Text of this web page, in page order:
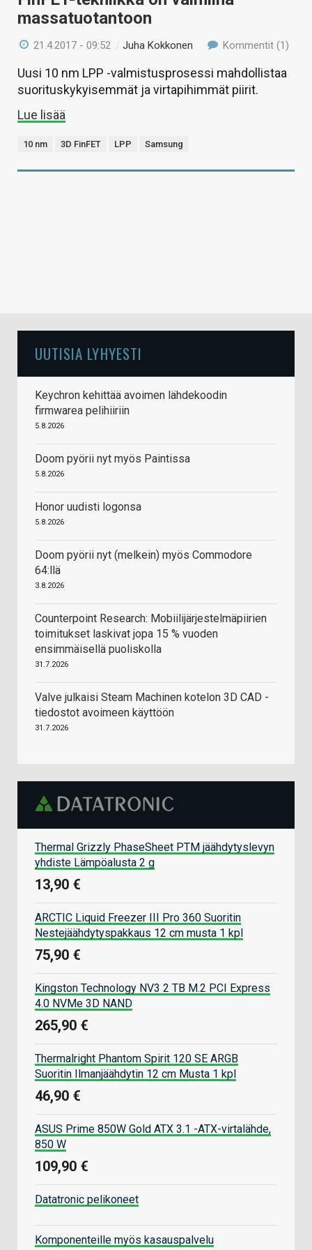
massatuotantoon
21.4.2017 - 09:52 /Juha Kokkonen Kommentit (1)
Uusi 10 nm LPP -valmistusprosessi mahdollistaa
suorituskykyisemmät ja virtapihimmät piirit.
Lue lisää
10 nm 3D FinFET LPP Samsung
UUTISIA LYHYESTI
Keychron kehittää avoimen lähdekoodin
firmwarea pelihiiriin
5.8.2026
Doom pyörii nyt myös Paintissa
5.8.2026
Honor uudisti logonsa
5.8.2026
Doom pyörii nyt (melkein) myös Commodore
64:llä
3.8.2026
Counterpoint Research: Mobiilijärjestelmäpiirien
toimitukset laskivat jopa 15 % vuoden
ensimmäisellä puoliskolla
31.7.2026
Valve julkaisi Steam Machinen kotelon 3D CAD -
tiedostot avoimeen käyttöön
31.7.2026
Thermal Grizzly PhaseSheet PTM jäähdytyslevyn
yhdiste Lämpöalusta 2 g
13,90 €
ARCTIC Liquid Freezer III Pro 360 Suoritin
Nestejäähdytyspakkaus 12 cm musta 1 kpl
75,90 €
Kingston Technology NV3 2 TB M.2 PCI Express
4.0 NVMe 3D NAND
265,90 €
Thermalright Phantom Spirit 120 SE ARGB
Suoritin Ilmanjäähdytin 12 cm Musta 1 kpl
46,90 €
ASUS Prime 850W Gold ATX 3.1 -ATX-virtalähde,
850 W
109,90 €
Datatronic pelikoneet
Komponenteille myös kasauspalvelu